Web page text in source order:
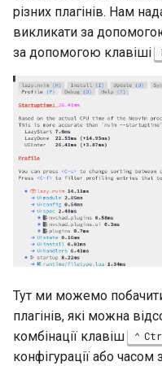
різних плагінів. Нам
викликати за
за допомогою клавіші
Тут ми можемо
плагінів, які можна
комбінації клавіш
конфігурації або